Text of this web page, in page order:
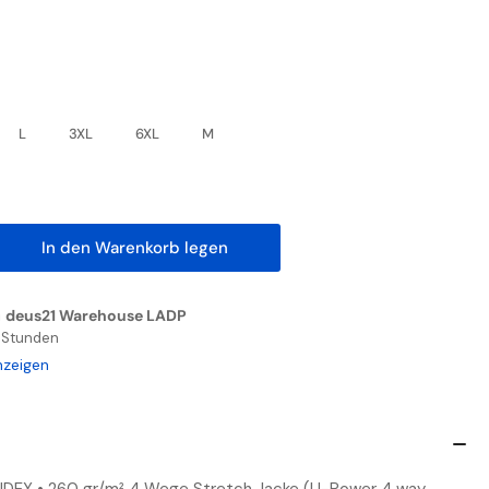
L 3XL 6XL
M
In den Warenkorb legen
deus21 Warehouse LADP